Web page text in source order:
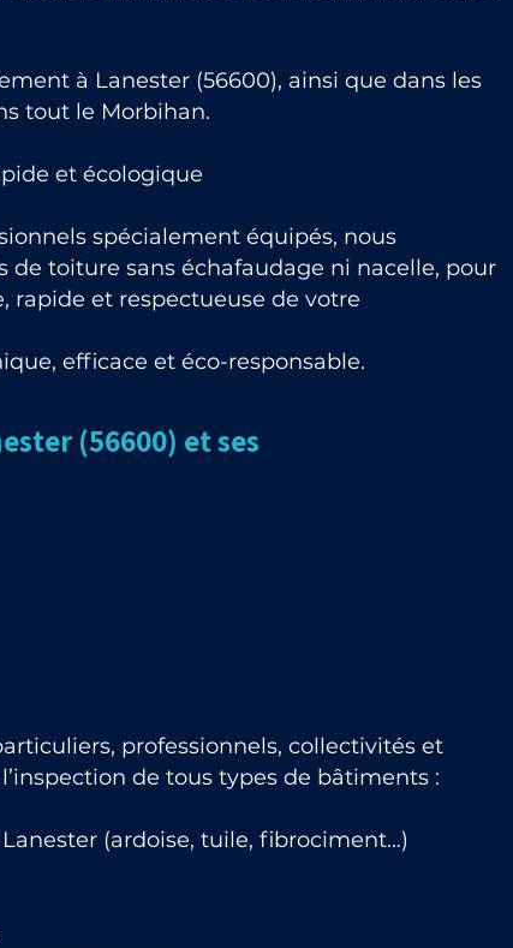
à Lanester (56600), ainsi que dans les
tout le Morbihan.
et écologique
spécialement équipés, nous
de toiture sans échafaudage ni nacelle, pour
rapide et respectueuse de votre
efficace et éco-responsable.
(56600) et ses
professionnels, collectivités et
de tous types de bâtiments :
(ardoise, tuile, fibrociment…)